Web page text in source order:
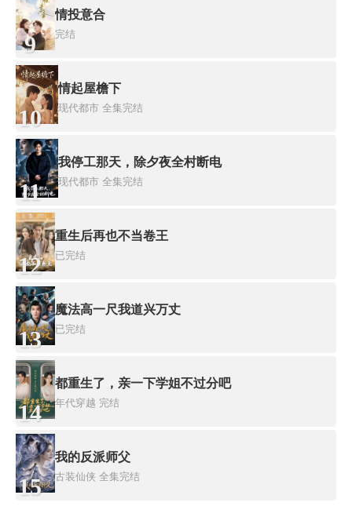
9
情投意合
完结
10
情起屋檐下
现代都市 全集完结
11
我停工那天，除夕夜全村断电
现代都市 全集完结
12
重生后再也不当卷王
已完结
13
魔法高一尺我道兴万丈
已完结
14
都重生了，亲一下学姐不过分吧
年代穿越 完结
15
我的反派师父
古装仙侠 全集完结